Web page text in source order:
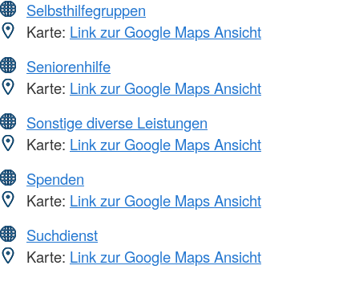
Selbsthilfegruppen
Karte: Link zur Google Maps Ansicht
Seniorenhilfe
Karte: Link zur Google Maps Ansicht
Sonstige diverse Leistungen
Karte: Link zur Google Maps Ansicht
Spenden
Karte: Link zur Google Maps Ansicht
Suchdienst
Karte: Link zur Google Maps Ansicht